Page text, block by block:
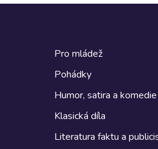
Pro mládež
Pohádky
Humor, satira a komedie
Klasická díla
Literatura faktu a